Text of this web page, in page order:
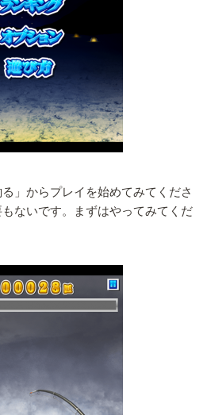
」からプレイを始めてみてくださ
ないです。まずはやってみてくだ